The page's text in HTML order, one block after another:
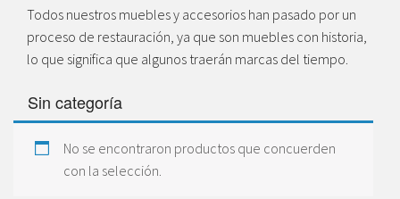
Todos nuestros muebles y accesorios han pasado por un
proceso de restauración, ya que son muebles con historia,
lo que significa que algunos traerán marcas del tiempo.
Sin categoría
No se encontraron productos que concuerden
con la selección.